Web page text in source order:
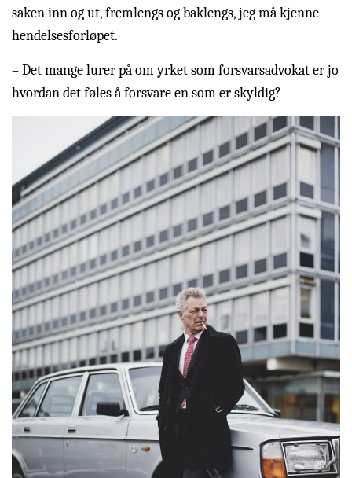
saken inn og ut, fremlengs og baklengs, jeg må kjenne
hendelsesforløpet.
– Det mange lurer på om yrket som forsvarsadvokat er jo
hvordan det føles å forsvare en som er skyldig?